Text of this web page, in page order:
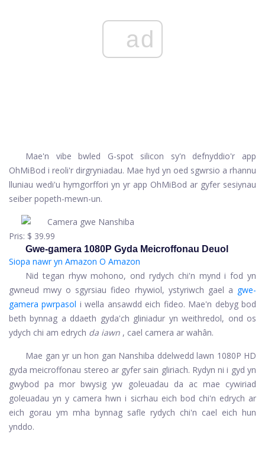
ad
Mae'n vibe bwled G-spot silicon sy'n defnyddio'r app
OhMiBod i reoli'r dirgryniadau. Mae hyd yn oed sgwrsio a rhannu
lluniau wedi'u hymgorffori yn yr app OhMiBod ar gyfer sesiynau
seiber popeth-mewn-un.
Pris: $ 39.99
Gwe-gamera 1080P Gyda Meicroffonau Deuol
Siopa nawr yn Amazon O Amazon
Nid tegan rhyw mohono, ond rydych chi'n mynd i fod yn
gwneud mwy o sgyrsiau fideo rhywiol, ystyriwch gael a gwe-
gamera pwrpasol i wella ansawdd eich fideo. Mae'n debyg bod
beth bynnag a ddaeth gyda'ch gliniadur yn weithredol, ond os
ydych chi am edrych da iawn , cael camera ar wahân.
Mae gan yr un hon gan Nanshiba ddelwedd lawn 1080P HD
gyda meicroffonau stereo ar gyfer sain gliriach. Rydyn ni i gyd yn
gwybod pa mor bwysig yw goleuadau da ac mae cywiriad
goleuadau yn y camera hwn i sicrhau eich bod chi'n edrych ar
eich gorau ym mha bynnag safle rydych chi'n cael eich hun
ynddo.